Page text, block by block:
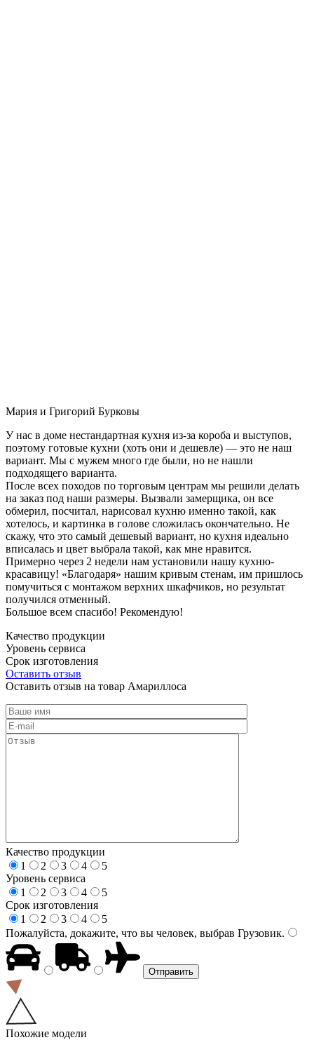
Мария и Григорий Бурковы
У нас в доме нестандартная кухня из-за короба и выступов,
поэтому готовые кухни (хоть они и дешевле) — это не наш
вариант. Мы с мужем много где были, но не нашли
подходящего варианта.
После всех походов по торговым центрам мы решили делать
на заказ под наши размеры. Вызвали замерщика, он все
обмерил, посчитал, нарисовал кухню именно такой, как
хотелось, и картинка в голове сложилась окончательно. Не
скажу, что это самый дешевый вариант, но кухня идеально
вписалась и цвет выбрала такой, как мне нравится.
Примерно через 2 недели нам установили нашу кухню-
красавицу! «Благодаря» нашим кривым стенам, им пришлось
помучиться с монтажом верхних шкафчиков, но результат
получился отменный.
Большое всем спасибо! Рекомендую!
Качество продукции
Уровень сервиса
Срок изготовления
Оставить отзыв
Оставить отзыв на товар Амариллоса
Качество продукции
1
2 3 4
5
Уровень сервиса
1
2 3 4
5
Срок изготовления
1
2 3 4
5
Пожалуйста, докажите, что вы человек, выбрав Грузовик.
Похожие модели